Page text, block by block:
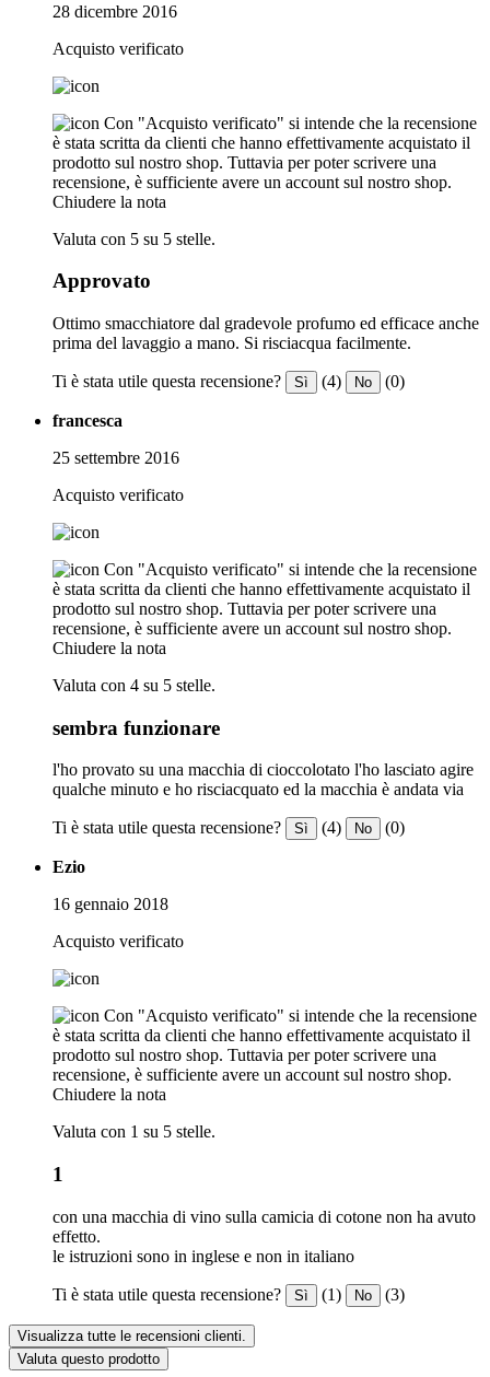
28 dicembre 2016
Acquisto verificato
Con "Acquisto verificato" si intende che la recensione
è stata scritta da clienti che hanno effettivamente acquistato il
prodotto sul nostro shop. Tuttavia per poter scrivere una
recensione, è sufficiente avere un account sul nostro shop.
Chiudere la nota
Valuta con 5 su 5 stelle.
Approvato
Ottimo smacchiatore dal gradevole profumo ed efficace anche
prima del lavaggio a mano. Si risciacqua facilmente.
Ti è stata utile questa recensione? Sì (4) No (0)
francesca
25 settembre 2016
Acquisto verificato
Con "Acquisto verificato" si intende che la recensione
è stata scritta da clienti che hanno effettivamente acquistato il
prodotto sul nostro shop. Tuttavia per poter scrivere una
recensione, è sufficiente avere un account sul nostro shop.
Chiudere la nota
Valuta con 4 su 5 stelle.
sembra funzionare
l'ho provato su una macchia di cioccolotato l'ho lasciato agire
qualche minuto e ho risciacquato ed la macchia è andata via
Ti è stata utile questa recensione? Sì (4) No (0)
Ezio
16 gennaio 2018
Acquisto verificato
Con "Acquisto verificato" si intende che la recensione
è stata scritta da clienti che hanno effettivamente acquistato il
prodotto sul nostro shop. Tuttavia per poter scrivere una
recensione, è sufficiente avere un account sul nostro shop.
Chiudere la nota
Valuta con 1 su 5 stelle.
1
con una macchia di vino sulla camicia di cotone non ha avuto
effetto.
le istruzioni sono in inglese e non in italiano
Ti è stata utile questa recensione? Sì (1) No (3)
Visualizza tutte le recensioni clienti.
Valuta questo prodotto